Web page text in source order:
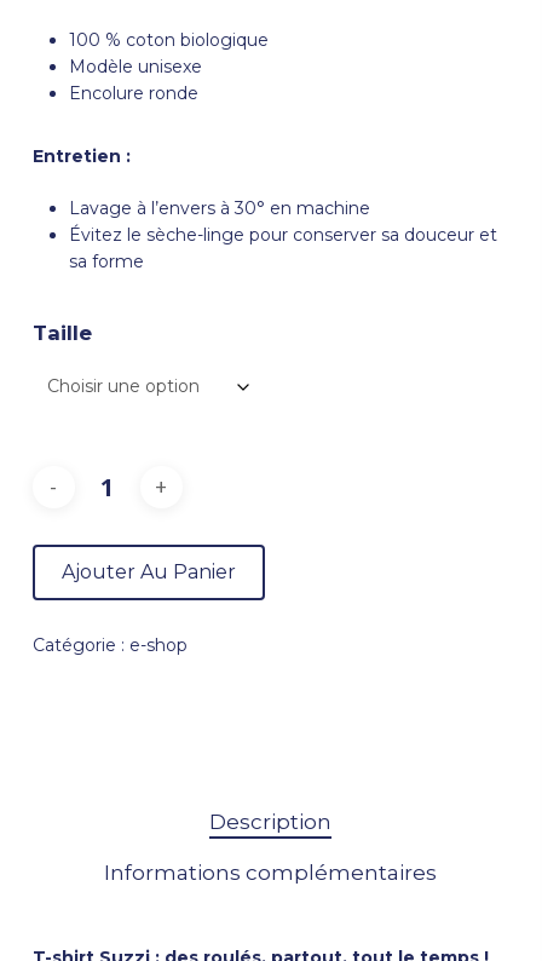
100 % coton biologique
Modèle unisexe
Encolure ronde
Entretien :
Lavage à l’envers à 30° en machine
Évitez le sèche-linge pour conserver sa douceur et
sa forme
Taille
Ajouter Au Panier
Catégorie : e-shop
Description
Informations complémentaires